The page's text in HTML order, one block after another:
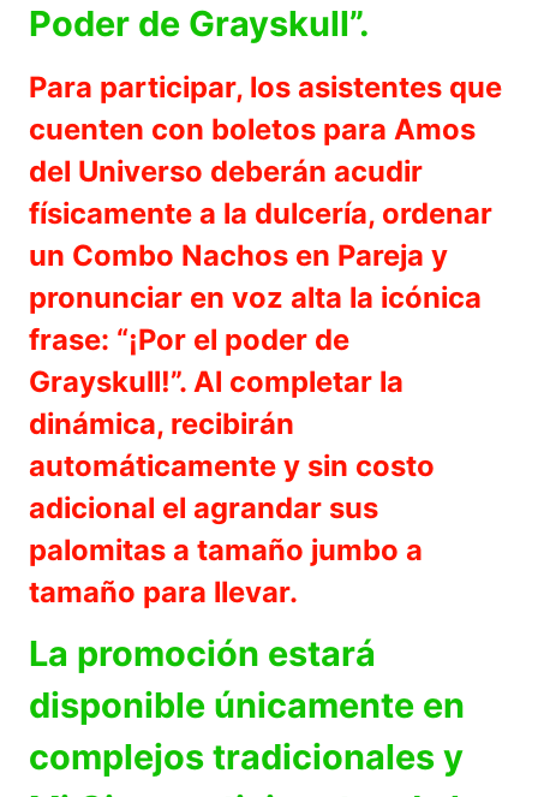
Poder de Grayskull”.
Para participar, los asistentes que
cuenten con boletos para Amos
del Universo deberán acudir
físicamente a la dulcería, ordenar
un Combo Nachos en Pareja y
pronunciar en voz alta la icónica
frase: “¡Por el poder de
Grayskull!”. Al completar la
dinámica, recibirán
automáticamente y sin costo
adicional el agrandar sus
palomitas a tamaño jumbo a
tamaño para llevar.
La promoción estará
disponible únicamente en
complejos tradicionales y